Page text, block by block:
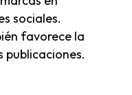
sociales.
favorece la
publicaciones.